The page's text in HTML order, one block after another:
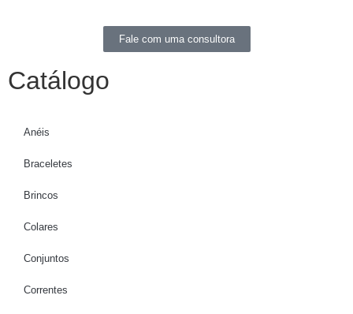
Fale com uma consultora
Catálogo
Anéis
Braceletes
Brincos
Colares
Conjuntos
Correntes